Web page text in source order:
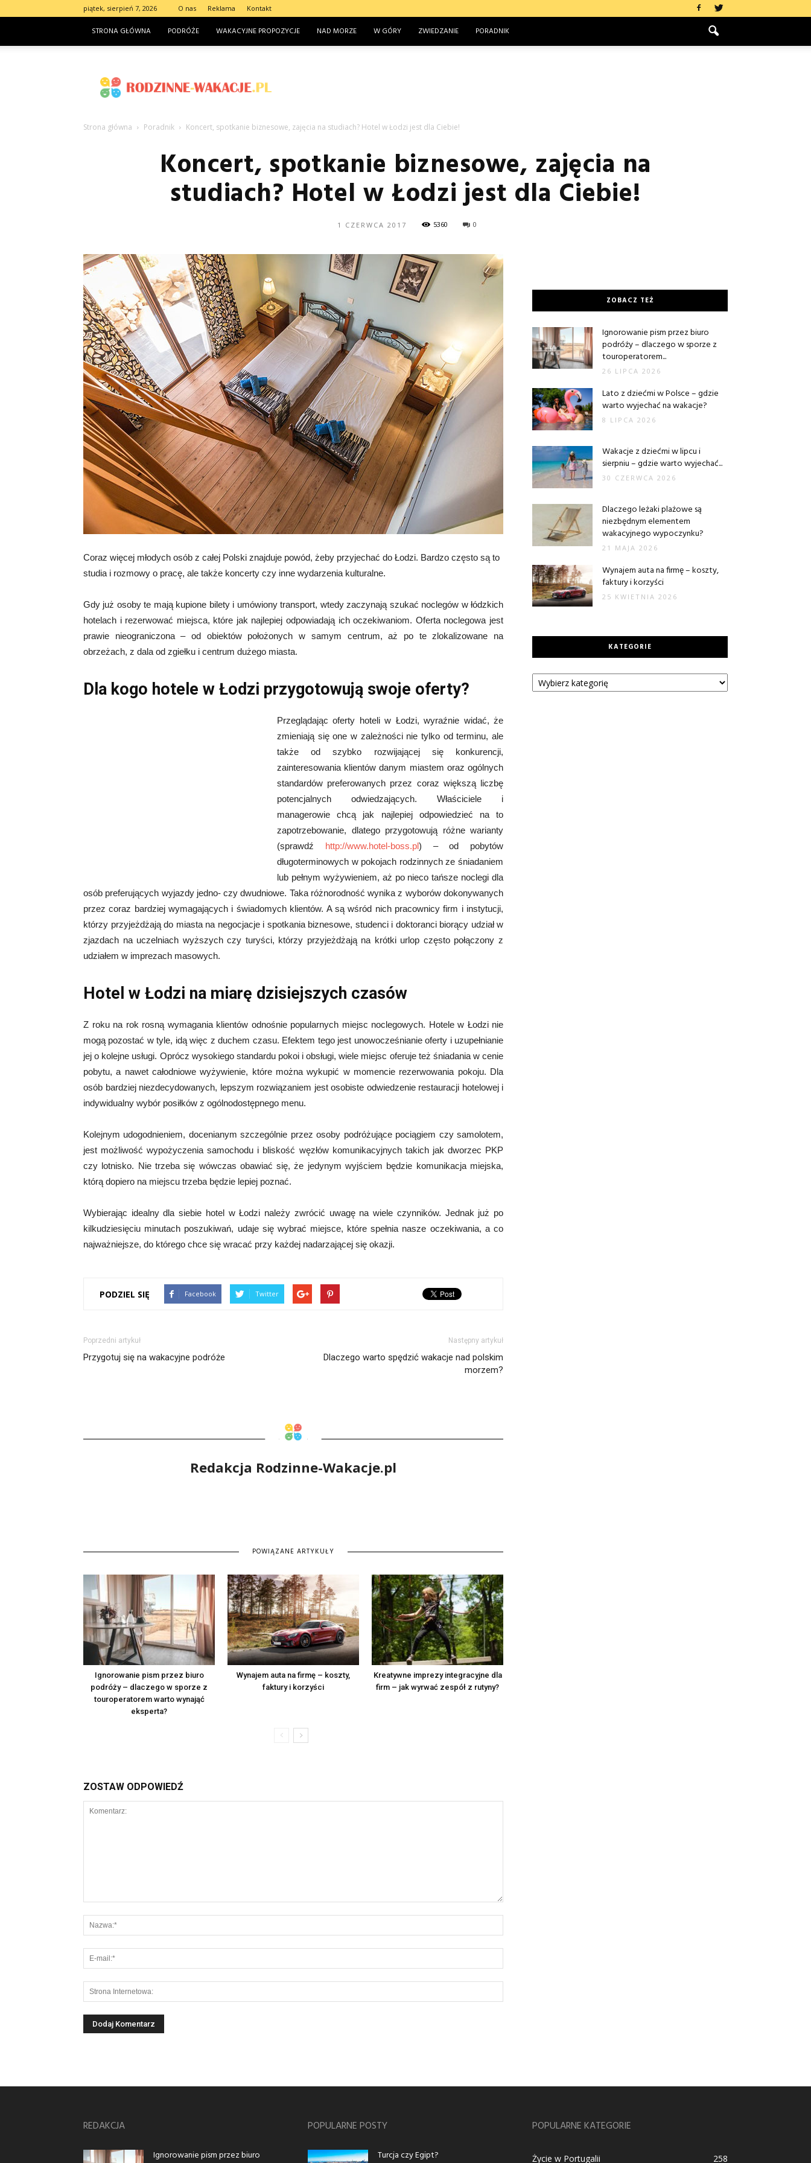
piątek, sierpień 7, 2026 O nas Reklama Kontakt
STRONA GŁÓWNA PODRÓŻE WAKACYJNE PROPOZYCJE NAD MORZE W GÓRY ZWIEDZANIE PORADNIK
wakacje.pl
Strona główna Poradnik Koncert, spotkanie biznesowe, zajęcia na studiach? Hotel w Łodzi jest dla Ciebie!
Koncert, spotkanie biznesowe, zajęcia na
studiach? Hotel w Łodzi jest dla Ciebie!
1 CZERWCA 2017 5360 0
Coraz więcej młodych osób z całej Polski znajduje powód, żeby przyjechać do Łodzi. Bardzo często są to
studia i rozmowy o pracę, ale także koncerty czy inne wydarzenia kulturalne.
Gdy już osoby te mają kupione bilety i umówiony transport, wtedy zaczynają szukać noclegów w łódzkich
hotelach i rezerwować miejsca, które jak najlepiej odpowiadają ich oczekiwaniom. Oferta noclegowa jest
prawie nieograniczona – od obiektów położonych w samym centrum, aż po te zlokalizowane na
obrzeżach, z dala od zgiełku i centrum dużego miasta.
Dla kogo hotele w Łodzi przygotowują swoje oferty?
Przeglądając oferty hoteli w Łodzi, wyraźnie widać, że
zmieniają się one w zależności nie tylko od terminu, ale
także od szybko rozwijającej się konkurencji,
zainteresowania klientów danym miastem oraz ogólnych
standardów preferowanych przez coraz większą liczbę
potencjalnych odwiedzających. Właściciele i
managerowie chcą jak najlepiej odpowiedzieć na to
zapotrzebowanie, dlatego przygotowują różne warianty
(sprawdź http://www.hotel-boss.pl) – od pobytów
długoterminowych w pokojach rodzinnych ze śniadaniem
lub pełnym wyżywieniem, aż po nieco tańsze noclegi dla
osób preferujących wyjazdy jedno- czy dwudniowe. Taka różnorodność wynika z wyborów dokonywanych
przez coraz bardziej wymagających i świadomych klientów. A są wśród nich pracownicy firm i instytucji,
którzy przyjeżdżają do miasta na negocjacje i spotkania biznesowe, studenci i doktoranci biorący udział w
zjazdach na uczelniach wyższych czy turyści, którzy przyjeżdżają na krótki urlop często połączony z
udziałem w imprezach masowych.
Hotel w Łodzi na miarę dzisiejszych czasów
Z roku na rok rosną wymagania klientów odnośnie popularnych miejsc noclegowych. Hotele w Łodzi nie
mogą pozostać w tyle, idą więc z duchem czasu. Efektem tego jest unowocześnianie oferty i uzupełnianie
jej o kolejne usługi. Oprócz wysokiego standardu pokoi i obsługi, wiele miejsc oferuje też śniadania w cenie
pobytu, a nawet całodniowe wyżywienie, które można wykupić w momencie rezerwowania pokoju. Dla
osób bardziej niezdecydowanych, lepszym rozwiązaniem jest osobiste odwiedzenie restauracji hotelowej i
indywidualny wybór posiłków z ogólnodostępnego menu.
Kolejnym udogodnieniem, docenianym szczególnie przez osoby podróżujące pociągiem czy samolotem,
jest możliwość wypożyczenia samochodu i bliskość węzłów komunikacyjnych takich jak dworzec PKP
czy lotnisko. Nie trzeba się wówczas obawiać się, że jedynym wyjściem będzie komunikacja miejska,
którą dopiero na miejscu trzeba będzie lepiej poznać.
Wybierając idealny dla siebie hotel w Łodzi należy zwrócić uwagę na wiele czynników. Jednak już po
kilkudziesięciu minutach poszukiwań, udaje się wybrać miejsce, które spełnia nasze oczekiwania, a co
najważniejsze, do którego chce się wracać przy każdej nadarzającej się okazji.
PODZIEL SIĘ Facebook Twitter
Poprzedni artykuł
Przygotuj się na wakacyjne podróże
Następny artykuł
Dlaczego warto spędzić wakacje nad polskim
morzem?
Redakcja Rodzinne-Wakacje.pl
POWIĄZANE ARTYKUŁY
Ignorowanie pism przez biuro
podróży – dlaczego w sporze z
touroperatorem warto wynająć
eksperta?
Wynajem auta na firmę – koszty,
faktury i korzyści
Kreatywne imprezy integracyjne dla
firm – jak wyrwać zespół z rutyny?
ZOSTAW ODPOWIEDŹ
ZOBACZ TEŻ
Ignorowanie pism przez biuro
podróży – dlaczego w sporze z
touroperatorem...
26 LIPCA 2026
Lato z dziećmi w Polsce – gdzie
warto wyjechać na wakacje?
8 LIPCA 2026
Wakacje z dziećmi w lipcu i
sierpniu – gdzie warto wyjechać...
30 CZERWCA 2026
Dlaczego leżaki plażowe są
niezbędnym elementem
wakacyjnego wypoczynku?
21 MAJA 2026
Wynajem auta na firmę – koszty,
faktury i korzyści
25 KWIETNIA 2026
KATEGORIE
Kategorie
REDAKCJA
Ignorowanie pism przez biuro
POPULARNE POSTY
Turcja czy Egipt?
POPULARNE KATEGORIE
Życie w Portugalii 258